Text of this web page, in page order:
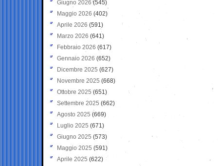
Giugno 2026 (545)
Maggio 2026 (402)
Aprile 2026 (591)
Marzo 2026 (641)
Febbraio 2026 (617)
Gennaio 2026 (652)
Dicembre 2025 (627)
Novembre 2025 (668)
Ottobre 2025 (651)
Settembre 2025 (662)
Agosto 2025 (669)
Luglio 2025 (671)
Giugno 2025 (573)
Maggio 2025 (591)
Aprile 2025 (622)